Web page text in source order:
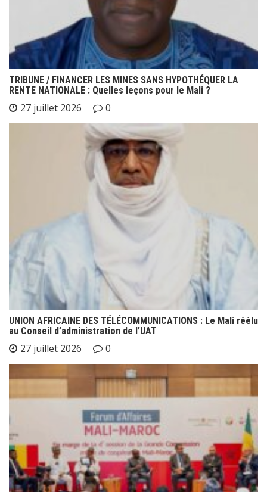
TRIBUNE / FINANCER LES MINES SANS HYPOTHÉQUER LA
RENTE NATIONALE : Quelles leçons pour le Mali ?
27 juillet 2026 0
UNION AFRICAINE DES TÉLÉCOMMUNICATIONS : Le Mali réélu
au Conseil d’administration de l’UAT
27 juillet 2026 0